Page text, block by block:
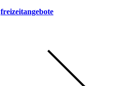
freizeitangebote